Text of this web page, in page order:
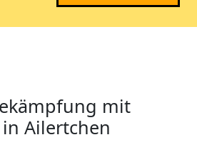
mit
Ailertchen